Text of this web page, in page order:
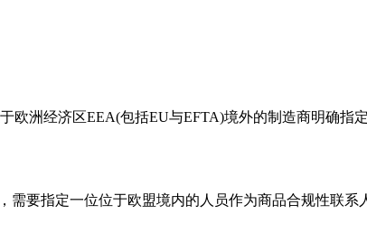
洲经济区EEA(包括EU与EFTA)境外的制造商明确指
要指定一位位于欧盟境内的人员作为商品合规性联